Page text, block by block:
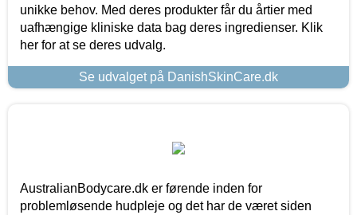
unikke behov. Med deres produkter får du årtier med
uafhængige kliniske data bag deres ingredienser. Klik
her for at se deres udvalg.
Se udvalget på DanishSkinCare.dk
AustralianBodycare.dk er førende inden for
problemløsende hudpleje og det har de været siden